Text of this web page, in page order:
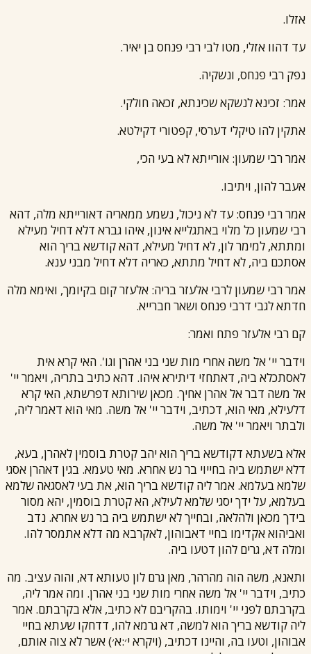
אזלו.
עד דהוו אזלי, מטו לבי רבי פנחס בן יאיר.
נפק רבי פנחס, ונשקיה.
אמר: זכינא לנשקא שכינתא, זכאה חולקי.
אתקין להו טיקלי דערסי, קפטורי דקילטא.
אמררבי שמעון: אורייתא לא בעי הכי,
אעבר להון, ויתיבו.
אמררבי פנחס: עד לא ניכול, נשמע ממאריה דאורייתא מלה, דהא
רבי שמעון כל מלוי באתגלייא אינון, איהו גברא דלא דחיל מעילא
ומתתא, למימר לון, לא דחיל מעילא, דהא קודשא בריך הוא
אסתכם ביה, לא דחיל מתתא, כאריה דלא דחיל מבני ענא.
אמררבי שמעון לרבי אלעזר בריה: אלעזר קום בקיומך, ואימא מלה
חדתא לגבי דרבי פנחס ושאר חברייא.
קם רבי אלעזר פתח ואמר:
וידבר יי' אל משה אחרי מות שני בני אהרן וגו'. האי קרא אית
לאסתכלא ביה, דאתחזי דיתירא איהו. דהא כתיב בתריה, ויאמר יי'
אל משה דבר אל אהרן אחיך. מכאן שירותא דפרשתא, האי קרא
דלעילא, מאי הוא, דכתיב, וידבר יי' אל משה. מאי הוא דאמר ליה,
ולבתר ויאמר יי' אל משה.
אלא בשעתא דקודשא בריך הוא יהב קטרת בוסמין לאהרן, בעא,
דלא ישתמש ביה בחייוי בר נש אחרא. מאי טעמא. בגין דאהרן אסגי
שלמא בעלמא. אמר ליה קודשא בריך הוא, את בעי לאסגאה שלמא
בעלמא, על ידך יסגי שלמא לעילא, הא קטרת בוסמין, יהא מסור
בידך מכאן ולהלאה, ובחייך לא ישתמש ביה בר נש אחרא. נדב
ואביהוא אקדימו בחיי דאבוהון, לאקרבא מה דלא אתמסר להו.
ומלה דא, גרים להון דטעו ביה.
ותאנא, משה הוה מהרהר, מאן גרם לון טעותא דא, והוה עציב. מה
כתיב, וידבר יי' אל משה אחרי מות שני בני אהרן. ומה אמר ליה,
בקרבתם לפני יי' וימותו. בהקריבם לא כתיב, אלא בקרבתם. אמר
ליה קודשא בריך הוא למשה, דא גרמא להו, דדחקו שעתא בחיי
אבוהון, וטעו בה, והיינו דכתיב, (ויקרא י׳:א׳) אשר לא צוה אותם,